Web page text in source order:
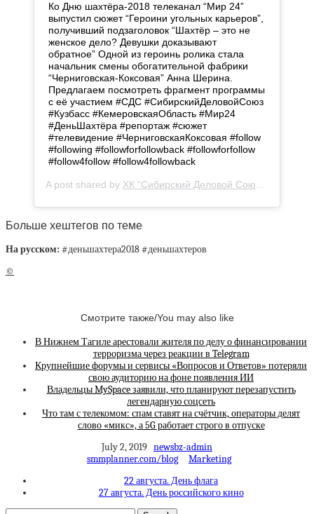
Ко Дню шахтёра-2018 телеканал “Мир 24”
выпустил сюжет “Героини угольных карьеров”,
получивший подзаголовок “Шахтёр – это не
женское дело? Девушки доказывают
обратное” Одной из героинь ролика стала
начальник смены обогатительной фабрики
“Черниговская-Коксовая” Анна Шерина.
Предлагаем посмотреть фрагмент программы
с её участием #СДС #СибирскийДеловойСоюз
#Кузбасс #КемеровскаяОбласть #Мир24
#ДеньШахтёра #репортаж #сюжет
#телевидение #ЧерниговскаяКоксовая #follow
#following #followforfollowback #followforfollow
#follow4follow #follow4followback
A post shared by ХК “Сибирский Деловой Союз”
Больше хештегов по теме
На русском: #деньшахтера2018 #деньшахтеров
©
Смотрите также/You may also like
В Нижнем Тагиле арестовали жителя по делу о финансировании
терроризма через реакции в Telegram
Крупнейшие форумы и сервисы «Вопросов и Ответов» потеряли
свою аудиторию на фоне появления ИИ
Владельцы MySpace заявили, что планируют перезапустить
легендарную соцсеть
Что там с телекомом: спам ставят на счётчик, операторы делят
слово «микс», а 5G работает строго в отпуске
July 2, 2019 newsbz-admin
smmplanner.com/blog
Marketing
22 августа. День флага
27 августа. День российского кино